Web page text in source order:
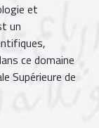
et
un
ce domaine
Supérieure de